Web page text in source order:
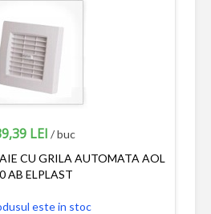
LEI / buc
CU GRILA AUTOMATA AOL
AB ELPLAST
este in stoc